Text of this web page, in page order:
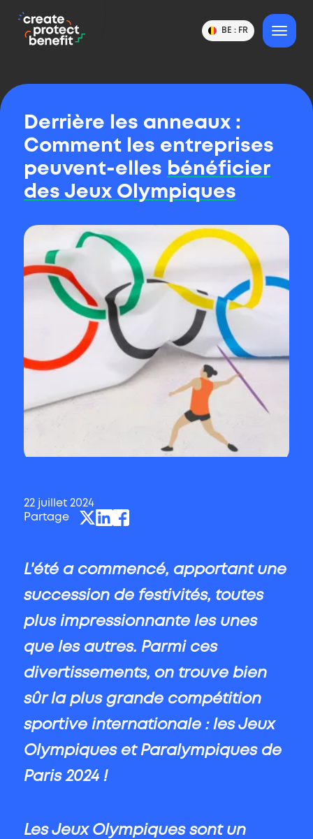
CPB
Benefit
MENU
Choix
BE : FR
Changer
de
Derrière les anneaux :
Comment les entreprises
peuvent-elles bénéficier
des Jeux Olympiques
Publié
22 juillet 2024
Partage
Twitter
LinkedIn
Facebook
L'été a commencé, apportant une
succession de festivités, toutes
plus impressionnante les unes
que les autres. Parmi ces
divertissements, on trouve bien
sûr la plus grande compétition
sportive internationale : les Jeux
Olympiques et Paralympiques de
Paris 2024 !
Les Jeux Olympiques sont un